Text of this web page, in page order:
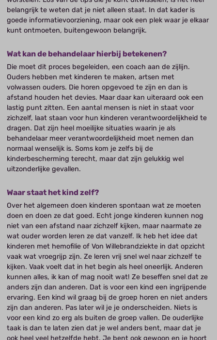
belangrijk te weten dat je niet alleen staat. In dat kader is
goede informatievoorziening, maar ook een plek waar je elkaar
kunt ontmoeten, buitengewoon belangrijk.
Wat kan de behandelaar hierbij betekenen?
Die moet dit proces begeleiden, een coach aan de zijlijn.
Ouders hebben met kinderen te maken, artsen met
volwassen ouders. Die horen opgevoed te zijn en dan is
afstand houden het devies. Maar daar kan uiteraard ook een
lastig punt zitten. Een aantal mensen is niet in staat voor
zichzelf, laat staan voor hun kinderen verantwoordelijkheid te
dragen. Dat zijn heel moeilijke situaties waarin je als
behandelaar meer verantwoordelijkheid moet nemen dan
normaal wenselijk is. Soms kom je zelfs bij de
kinderbescherming terecht, maar dat zijn gelukkig wel
uitzonderlijke gevallen.
Waar staat het kind zelf?
Over het algemeen doen kinderen spontaan wat ze moeten
doen en doen ze dat goed. Echt jonge kinderen kunnen nog
niet van een afstand naar zichzelf kijken, maar naarmate ze
wat ouder worden leren ze dat vanzelf. Ik heb het idee dat
kinderen met hemofilie of Von Willebrandziekte in dat opzicht
vaak wat vroegrijp zijn. Ze leren vrij snel wel naar zichzelf te
kijken. Vaak voelt dat in het begin als heel oneerlijk. Anderen
kunnen alles, ik kan of mag nooit wat! Ze beseffen snel dat ze
anders zijn dan anderen. Dat is voor een kind een ingrijpende
ervaring. Een kind wil graag bij de groep horen en niet anders
zijn dan anderen. Pas later wil je je onderscheiden. Niets is
voor een kind zo erg als buiten de groep vallen. De ouderlijke
taak is dan te laten zien dat je wel anders bent, maar dat je
ook heel veel hetzelfde hebt. Je bent ook gewoon en je hoort